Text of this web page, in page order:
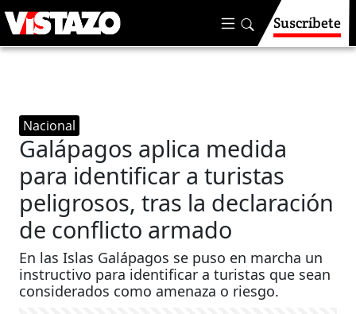
Suscríbete
Nacional
Galápagos aplica medida
para identificar a turistas
peligrosos, tras la declaración
de conflicto armado
En las Islas Galápagos se puso en marcha un
instructivo para identificar a turistas que sean
considerados como amenaza o riesgo.